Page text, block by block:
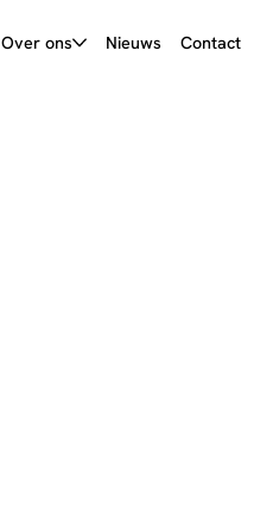
Over ons Nieuws Contact